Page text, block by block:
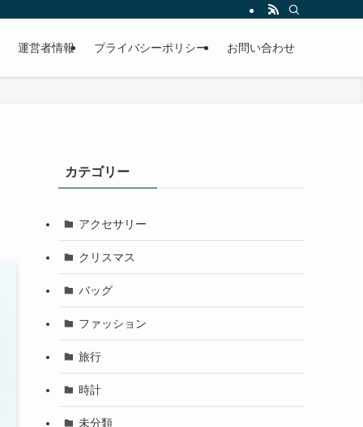
運営者情報 プライバシーポリシー お問い合わせ
カテゴリー
アクセサリー
クリスマス
バッグ
ファッション
旅行
時計
未分類